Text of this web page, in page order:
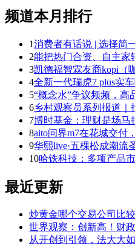
频道本月排行
1消费者有话说 | 选择简
2能把热门合资、自主家
3凯德福智霖友商kopi（
4全新一代瑞虎7 plus实
5“概念水”争议频频，高
6乡村观察员系列报道｜
7博时基金：理财是场马
8aito问界m7在花城交付
9华熙live·五棵松成潮流
10哈铁科技：多项产品
最近更新
炒黄金哪个交易公司比
世界观察：创新高！财
从开创到引领，法大大